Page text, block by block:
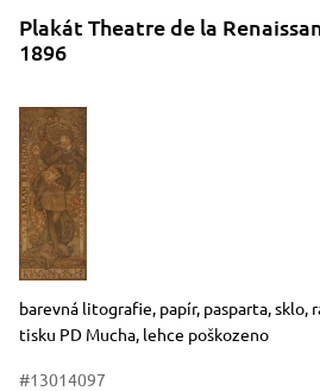
Plakát Theatre de la
1896
Rozměry
Stručný popis předmětu
barevná litografie, papír, pasparta, sklo,
tisku PD Mucha, lehce poškozeno
#13014097